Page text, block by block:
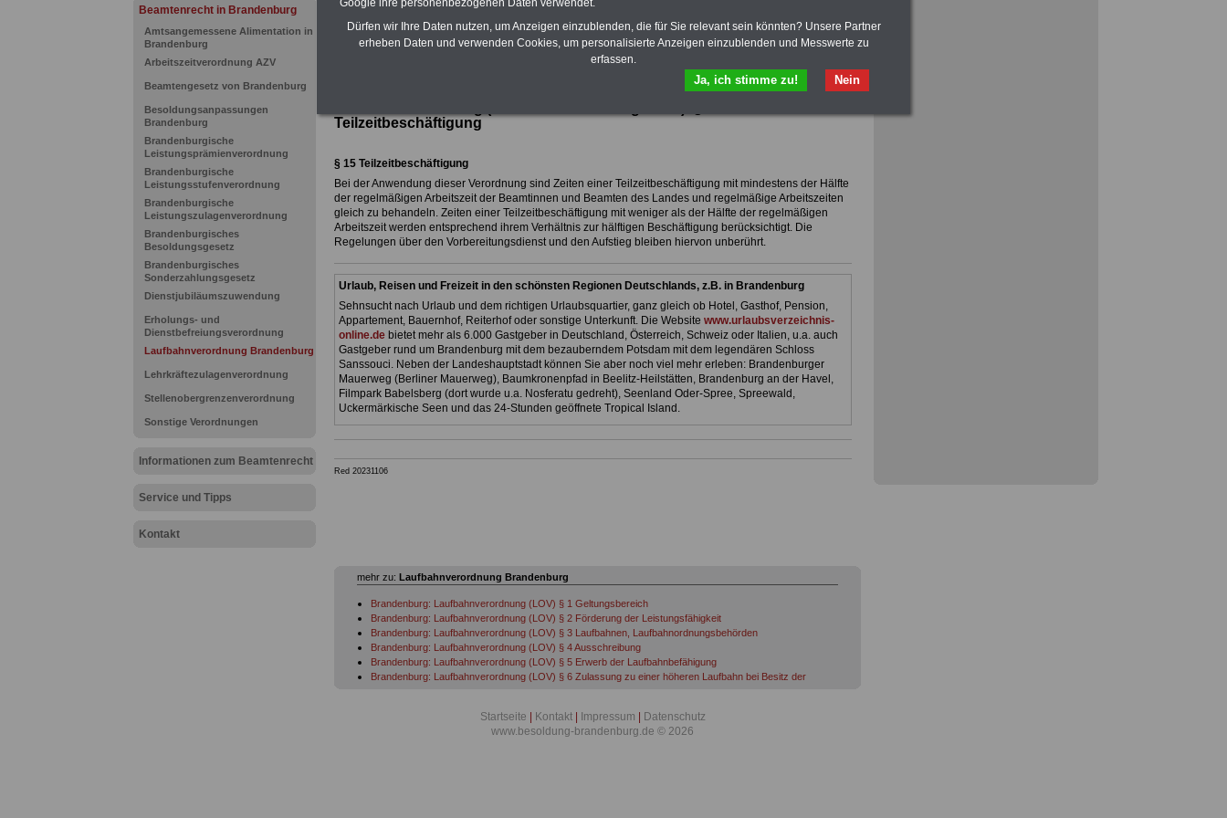
Beamtenrecht in Brandenburg
Amtsangemessene Alimentation in
Brandenburg
Arbeitszeitverordnung AZV
Beamtengesetz von Brandenburg
Besoldungsanpassungen
Brandenburg
Brandenburgische
Leistungsprämienverordnung
Brandenburgische
Leistungsstufenverordnung
Brandenburgische
Leistungszulagenverordnung
Brandenburgisches
Besoldungsgesetz
Brandenburgisches
Sonderzahlungsgesetz
Dienstjubiläumszuwendung
Erholungs- und
Dienstbefreiungsverordnung
Laufbahnverordnung Brandenburg
Lehrkräftezulagenverordnung
Stellenobergrenzenverordnung
Sonstige Verordnungen
Informationen zum Beamtenrecht
Service und Tipps
Kontakt
Dienst >>>mehr Informationen
zur Übersicht der Laufbahnverordnung (LVO) des Landes Brandenburg
Verordnung über die Laufbahnen der Beamtinnen und Beamten des
Teilzeitbeschäftigung
§ 15 Teilzeitbeschäftigung
Bei der Anwendung dieser Verordnung sind Zeiten einer Teilzeitbeschäftigung mit mindestens der Hälfte
der regelmäßigen Arbeitszeit der Beamtinnen und Beamten des Landes und regelmäßige Arbeitszeiten
gleich zu behandeln. Zeiten einer Teilzeitbeschäftigung mit weniger als der Hälfte der regelmäßigen
Arbeitszeit werden entsprechend ihrem Verhältnis zur hälftigen Beschäftigung berücksichtigt. Die
Regelungen über den Vorbereitungsdienst und den Aufstieg bleiben hiervon unberührt.
Urlaub, Reisen und Freizeit in den schönsten Regionen Deutschlands, z.B. in Brandenburg
Sehnsucht nach Urlaub und dem richtigen Urlaubsquartier, ganz gleich ob Hotel, Gasthof, Pension,
Appartement, Bauernhof, Reiterhof oder sonstige Unterkunft. Die Website www.urlaubsverzeichnis-
online.debietet mehr als 6.000 Gastgeber in Deutschland, Österreich, Schweiz oder Italien, u.a. auch
Gastgeber rund um Brandenburg mit dem bezauberndem Potsdam mit dem legendären Schloss
Sanssouci. Neben der Landeshauptstadt können Sie aber noch viel mehr erleben: Brandenburger
Mauerweg (Berliner Mauerweg), Baumkronenpfad in Beelitz-Heilstätten, Brandenburg an der Havel,
Filmpark Babelsberg (dort wurde u.a. Nosferatu gedreht), Seenland Oder-Spree, Spreewald,
Uckermärkische Seen und das 24-Stunden geöffnete Tropical Island.
Red 20231106
mehr zu: Laufbahnverordnung Brandenburg
Brandenburg: Laufbahnverordnung (LOV) § 1 Geltungsbereich
Brandenburg: Laufbahnverordnung (LOV) § 2 Förderung der Leistungsfähigkeit
Brandenburg: Laufbahnverordnung (LOV) § 3 Laufbahnen, Laufbahnordnungsbehörden
Brandenburg: Laufbahnverordnung (LOV) § 4 Ausschreibung
Brandenburg: Laufbahnverordnung (LOV) § 5 Erwerb der Laufbahnbefähigung
Brandenburg: Laufbahnverordnung (LOV) § 6 Zulassung zu einer höheren Laufbahn bei Besitz der
Brandenburg: Laufbahnverordnung (LOV) § 8 Einstellung in einem höheren Amt als dem Eingangsamt
Brandenburg: Laufbahnverordnung (LOV) § 9 Probezeit
Startseite Kontakt Impressum
Datenschutz
www.besoldung-brandenburg.de © 2026
Google ihre personenbezogenen Daten verwendet.
Dürfen wir Ihre Daten nutzen, um Anzeigen einzublenden, die für Sie relevant sein könnten? Unsere Partner
erheben Daten und verwenden Cookies, um personalisierte Anzeigen einzublenden und Messwerte zu
erfassen.
Nein
Ja, ich stimme zu!